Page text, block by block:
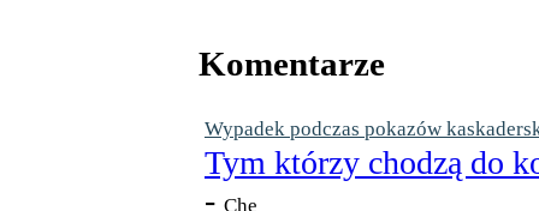
Komentarze
Wypadek podczas pokazów
Tym którzy chodzą do
- Che